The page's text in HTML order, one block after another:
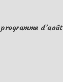
d’août